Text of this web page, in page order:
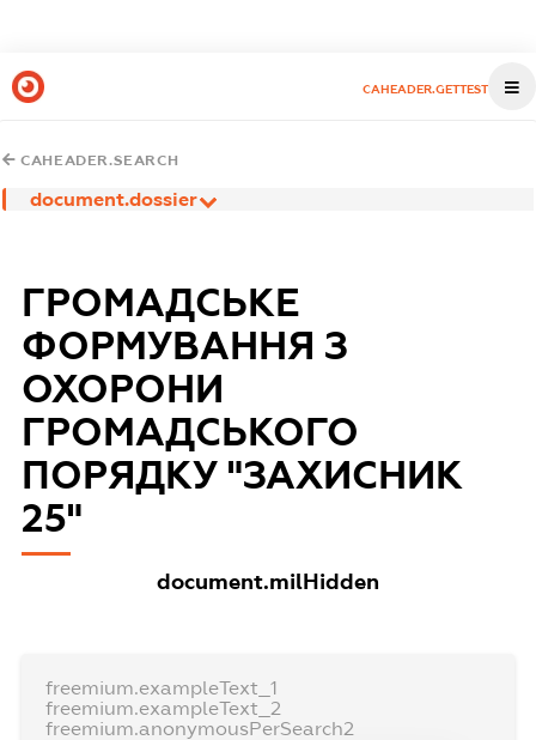
CAHEADER.GETTEST
CAHEADER.SEARCH
document.dossier
ГРОМАДСЬКЕ
ФОРМУВАННЯ З
ОХОРОНИ
ГРОМАДСЬКОГО
ПОРЯДКУ "ЗАХИСНИК
25"
document.milHidden
freemium.exampleText_1
freemium.exampleText_2
freemium.anonymousPerSearch2